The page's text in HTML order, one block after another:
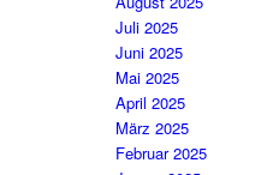
Juli 2025
Juni 2025
Mai 2025
April 2025
März 2025
Februar 2025